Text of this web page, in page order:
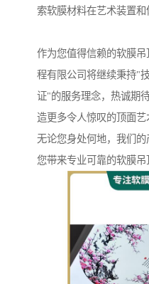
索软膜材料在艺术装置和
作为您值得信赖的软膜
程有限公司将继续秉持"
证"的服务理念，热诚期
造更多令人惊叹的顶面艺
无论您身处何地，我们
您带来专业可靠的软膜吊